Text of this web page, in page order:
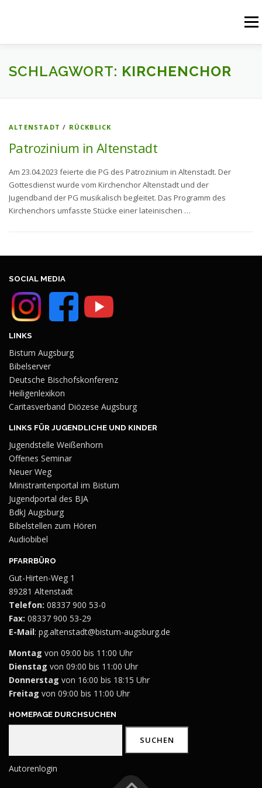
Menü
START AKTUELLES UNSERE ANGEBOTE
RÜCKBLICK KONTAKT
SCHLAGWORT: KIRCHENCHOR
ALTENSTADT / RÜCKBLICK
Patrozinium in Altenstadt
Am 23.04.2023 feierte die PG des Patrozinium in Altenstadt. Der
Gottesdienst wurde vom Kirchenchor Altenstadt und der
Jugendband der PG musikalisch begleitet. Das Programm des
Kirchenchors umfasste Stücke einer lateinischen …
SOCIAL MEDIA
LINKS
Bistum Augsburg
Bibelserver
Deutsche Bischofskonferenz
Heiligenlexikon
Caritasverband Diözese Augsburg
LINKS FÜR JUGENDLICHE UND KINDER
Jugendstelle Weißenhorn
Offenes Seminar
Neuer Weg
Ministrantenportal im Bistum
Jugendportal des BJA
BdkJ Augsburg
Bibelstellen zum Hören
Audiobibel
PFARRBÜRO
Gut-Hirten-Weg 1
89281 Altenstadt
Telefon: 08337 900 53-0
Fax: 08337 900 53-29
E-Mail: pg.altenstadt@bistum-augsburg.de
Montag von 09:00 bis 11:00 Uhr
Dienstag von 09:00 bis 11:00 Uhr
Donnerstag von 16:00 bis 18:15 Uhr
Freitag von 09:00 bis 11:00 Uhr
HOMEPAGE DURCHSUCHEN
SUCHEN
Autorenlogin